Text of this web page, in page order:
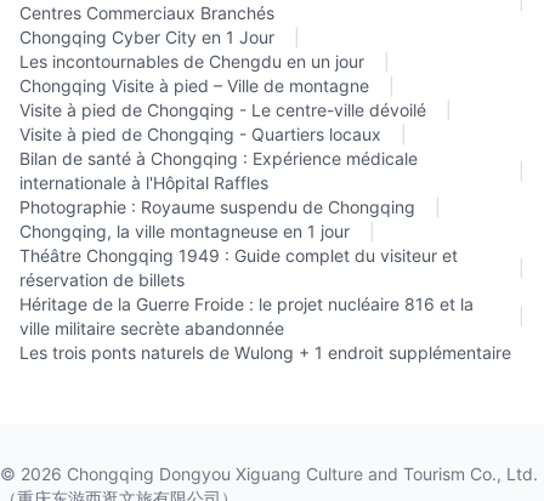
Centres Commerciaux Branchés
Chongqing Cyber City en 1 Jour
Les incontournables de Chengdu en un jour
Chongqing Visite à pied – Ville de montagne
Visite à pied de Chongqing - Le centre-ville dévoilé
Visite à pied de Chongqing - Quartiers locaux
Bilan de santé à Chongqing : Expérience médicale
internationale à l'Hôpital Raffles
Photographie : Royaume suspendu de Chongqing
Chongqing, la ville montagneuse en 1 jour
Théâtre Chongqing 1949 : Guide complet du visiteur et
réservation de billets
Héritage de la Guerre Froide : le projet nucléaire 816 et la
ville militaire secrète abandonnée
Les trois ponts naturels de Wulong + 1 endroit supplémentaire
© 2026 Chongqing Dongyou Xiguang Culture and Tourism Co., Ltd.